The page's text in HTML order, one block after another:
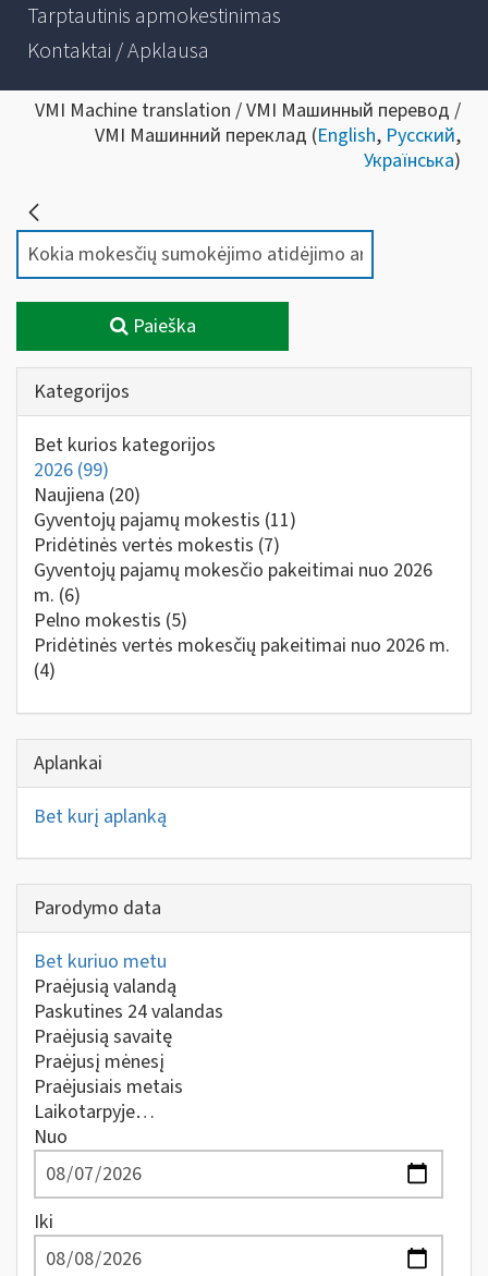
Tarptautinis apmokestinimas
Kontaktai / Apklausa
VMI Machine translation / VMI Машинный перевод /
VMI Машинний переклад (English, Русский,
Українська)
Paieška
Kategorijos
Bet kurios kategorijos
2026 (99)
Naujiena (20)
Gyventojų pajamų mokestis (11)
Pridėtinės vertės mokestis (7)
Gyventojų pajamų mokesčio pakeitimai nuo 2026
m. (6)
Pelno mokestis (5)
Pridėtinės vertės mokesčių pakeitimai nuo 2026 m.
(4)
Aplankai
Bet kurį aplanką
Parodymo data
Bet kuriuo metu
Praėjusią valandą
Paskutines 24 valandas
Praėjusią savaitę
Praėjusį mėnesį
Praėjusiais metais
Laikotarpyje…
Nuo
Iki